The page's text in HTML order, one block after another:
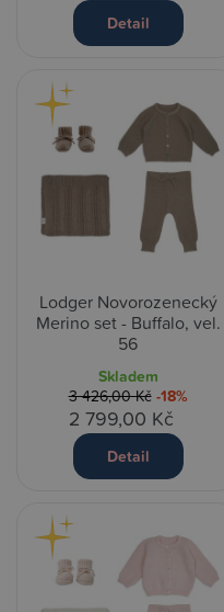
Detail
Lodger Novorozenecký
Merino set - Buffalo, vel.
56
Skladem
3 426,00 Kč -18%
2 799,00 Kč
Detail